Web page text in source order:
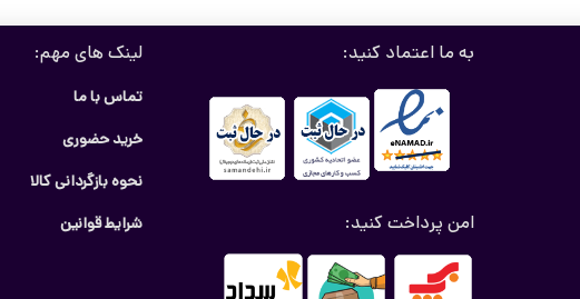
به ما اعتماد کنید:
امن پرداخت کنید:
لینک های مهم:
تماس با ما
خرید حضوری
نحوه بازگردانی کالا
شرایط قوانین